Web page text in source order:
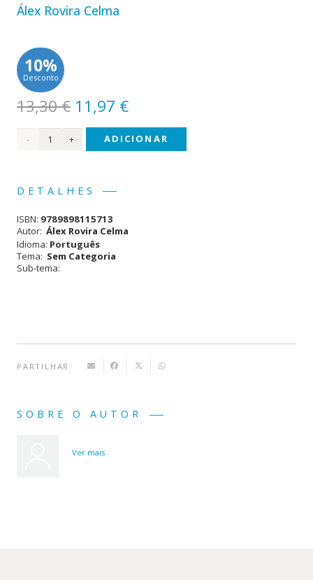
Álex Rovira Celma
10%
Desconto
13,30€ O
preço
original
13,30 €.
11,97 €O
preço
atual
Quantidade
ADICIONAR
DETALHES
ISBN: 9789898115713
Autor: Álex Rovira Celma
Idioma: Português
Tema: Sem Categoria
Sub-tema:
PARTILHAR:
SOBRE O AUTOR
Ver mais